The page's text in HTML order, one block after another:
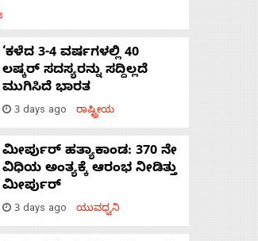
‘ಕಳೆದ 3-4 ವರ್ಷಗಳಲ್ಲಿ 40
ಲಷ್ಕರ್ ಸದಸ್ಯರನ್ನು ಸದ್ದಿಲ್ಲದೆ
ಮುಗಿಸಿದೆ ಭಾರತ
3 days ago ರಾಷ್ಟ್ರೀಯ
ಮೀರ್ಪುರ್ ಹತ್ಯಾಕಾಂಡ: 370 ನೇ
ವಿಧಿಯ ಅಂತ್ಯಕ್ಕೆ ಆರಂಭ ನೀಡಿತ್ತು
ಮೀರ್ಪುರ್
3 days ago ಯುವಧ್ವನಿ